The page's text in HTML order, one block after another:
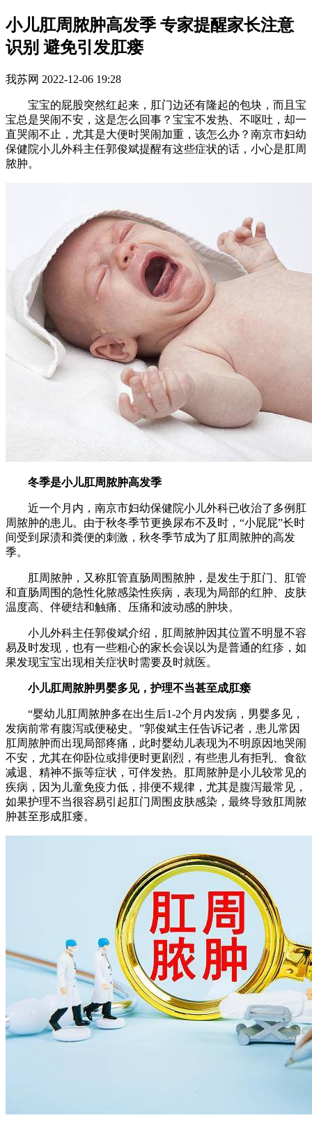
小儿肛周脓肿高发季 专家提醒家长注意
识别 避免引发肛瘘
我苏网 2022-12-06 19:28
宝宝的屁股突然红起来，肛门边还有隆起的包块，而且宝
宝总是哭闹不安，这是怎么回事？宝宝不发热、不呕吐，却一
直哭闹不止，尤其是大便时哭闹加重，该怎么办？南京市妇幼
保健院小儿外科主任郭俊斌提醒有这些症状的话，小心是肛周
脓肿。
冬季是小儿肛周脓肿高发季
近一个月内，南京市妇幼保健院小儿外科已收治了多例肛
周脓肿的患儿。由于秋冬季节更换尿布不及时，“小屁屁”长时
间受到尿渍和粪便的刺激，秋冬季节成为了肛周脓肿的高发
季。
肛周脓肿，又称肛管直肠周围脓肿，是发生于肛门、肛管
和直肠周围的急性化脓感染性疾病，表现为局部的红肿、皮肤
温度高、伴硬结和触痛、压痛和波动感的肿块。
小儿外科主任郭俊斌介绍，肛周脓肿因其位置不明显不容
易及时发现，也有一些粗心的家长会误以为是普通的红疹，如
果发现宝宝出现相关症状时需要及时就医。
小儿肛周脓肿男婴多见，护理不当甚至成肛瘘
“婴幼儿肛周脓肿多在出生后1-2个月内发病，男婴多见，
发病前常有腹泻或便秘史。”郭俊斌主任告诉记者，患儿常因
肛周脓肿而出现局部疼痛，此时婴幼儿表现为不明原因地哭闹
不安，尤其在仰卧位或排便时更剧烈，有些患儿有拒乳、食欲
减退、精神不振等症状，可伴发热。肛周脓肿是小儿较常见的
疾病，因为儿童免疫力低，排便不规律，尤其是腹泻最常见，
如果护理不当很容易引起肛门周围皮肤感染，最终导致肛周脓
肿甚至形成肛瘘。